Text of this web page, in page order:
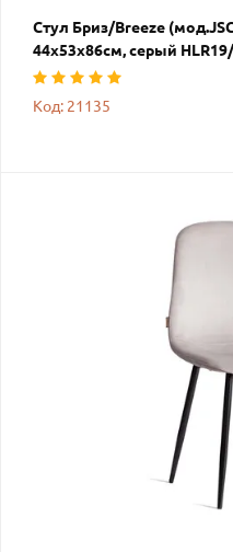
Стул Бриз/Breeze
44х53х86см, серый
Код: 21135